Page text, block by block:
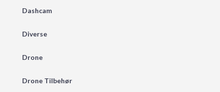
Dashcam
Diverse
Drone
Drone Tilbehør